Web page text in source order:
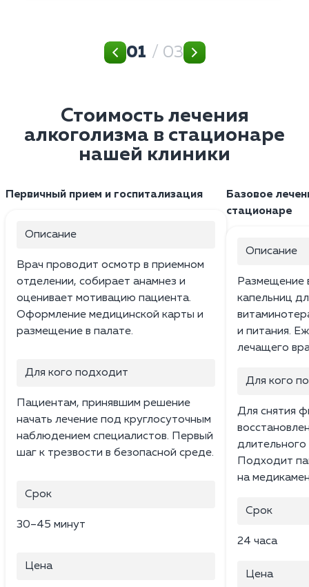
01 / 03
Стоимость лечения
алкоголизма в стационаре
нашей клиники
Первичный прием и госпитализация
Описание
Врач проводит осмотр в приемном
отделении, собирает анамнез и
оценивает мотивацию пациента.
Оформление медицинской карты и
размещение в палате.
Для кого подходит
Пациентам, принявшим решение
начать лечение под круглосуточным
наблюдением специалистов. Первый
шаг к трезвости в безопасной среде.
Срок
30–45 минут
Цена
Базовое
стационаре
Описание
Размещение
капельниц
и питания.
лечащего
Для кого
Для снятия
Подходит
на
Срок
24 часа
Цена